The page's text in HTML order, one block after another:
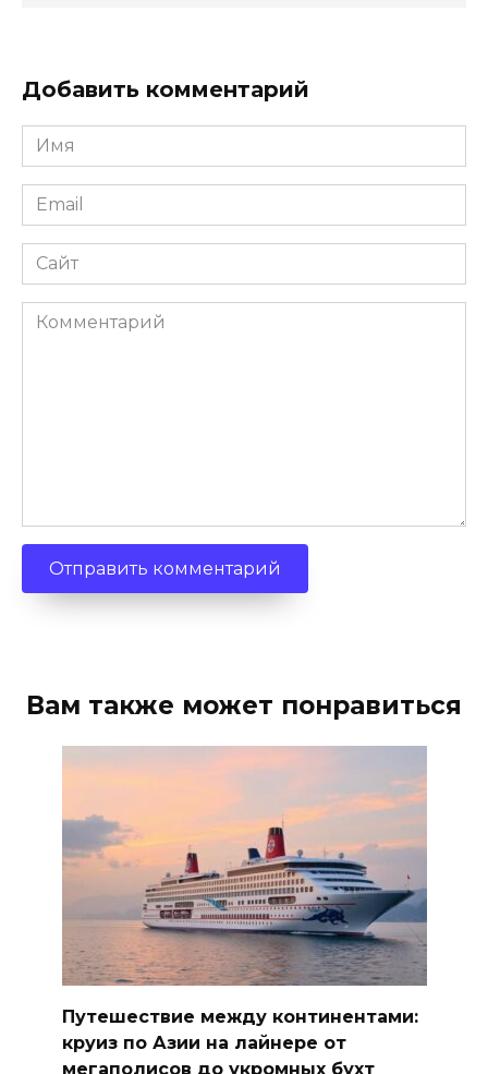
Добавить комментарий
Имя
Email
Сайт
Комментарий
Вам также может понравиться
Путешествие между континентами:
круиз по Азии на лайнере от
мегаполисов до укромных бухт